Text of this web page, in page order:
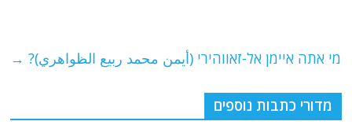
k
מי אתה איימן אל-זאווהירי (أيمن محمد ربيع الظواهري)? →
מדורי כתבות נוספים